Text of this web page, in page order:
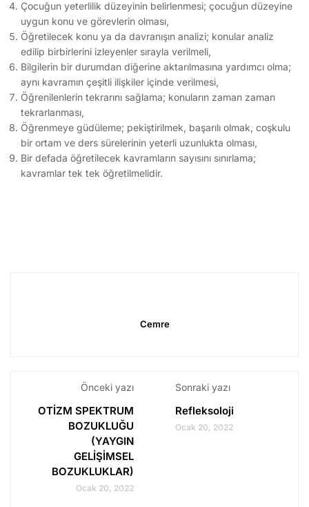
Çocuğun yeterlilik düzeyinin belirlenmesi; çocuğun düzeyine
uygun konu ve görevlerin olması,
Öğretilecek konu ya da davranışın analizi; konular analiz
edilip birbirlerini izleyenler sırayla verilmeli,
Bilgilerin bir durumdan diğerine aktarılmasına yardımcı olma;
aynı kavramın çeşitli ilişkiler içinde verilmesi,
Öğrenilenlerin tekrarını sağlama; konuların zaman zaman
tekrarlanması,
Öğrenmeye güdüleme; pekiştirilmek, başarılı olmak, coşkulu
bir ortam ve ders sürelerinin yeterli uzunlukta olması,
Bir defada öğretilecek kavramların sayısını sınırlama;
kavramlar tek tek öğretilmelidir.
Cemre
Önceki yazı
OTİZM SPEKTRUM
BOZUKLUĞU
(YAYGIN
GELİŞİMSEL
BOZUKLUKLAR)
Ocak 20, 2022
Sonraki yazı
Refleksoloji
Ocak 20, 2022